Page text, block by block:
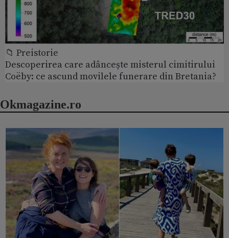
📁 Preistorie
Descoperirea care adâncește misterul cimitirului
Coëby: ce ascund movilele funerare din Bretania?
Okmagazine.ro